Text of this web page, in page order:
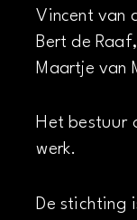
Vincent van
Bert de Raaf,
Maartje van
Het bestuur
werk.
De stichting